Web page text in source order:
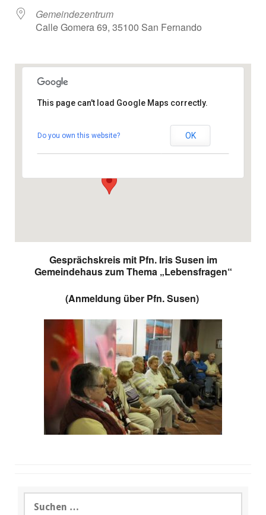
Gemeindezentrum
Calle Gomera 69, 35100 San Fernando
Gemeindezentrum
This page can't load Google Maps correctly.
Do you own this website? OK
Gesprächskreis mit Pfn. Iris Susen im
Gemeindehaus zum Thema „Lebensfragen“
(Anmeldung über Pfn. Susen)
nach: